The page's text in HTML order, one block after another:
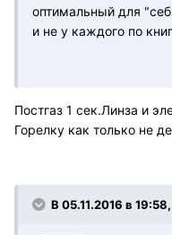
оптимальный для
и не у каждого по
Постгаз 1 сек.Линза и
Горелку как только не
В 05.11.2016 в